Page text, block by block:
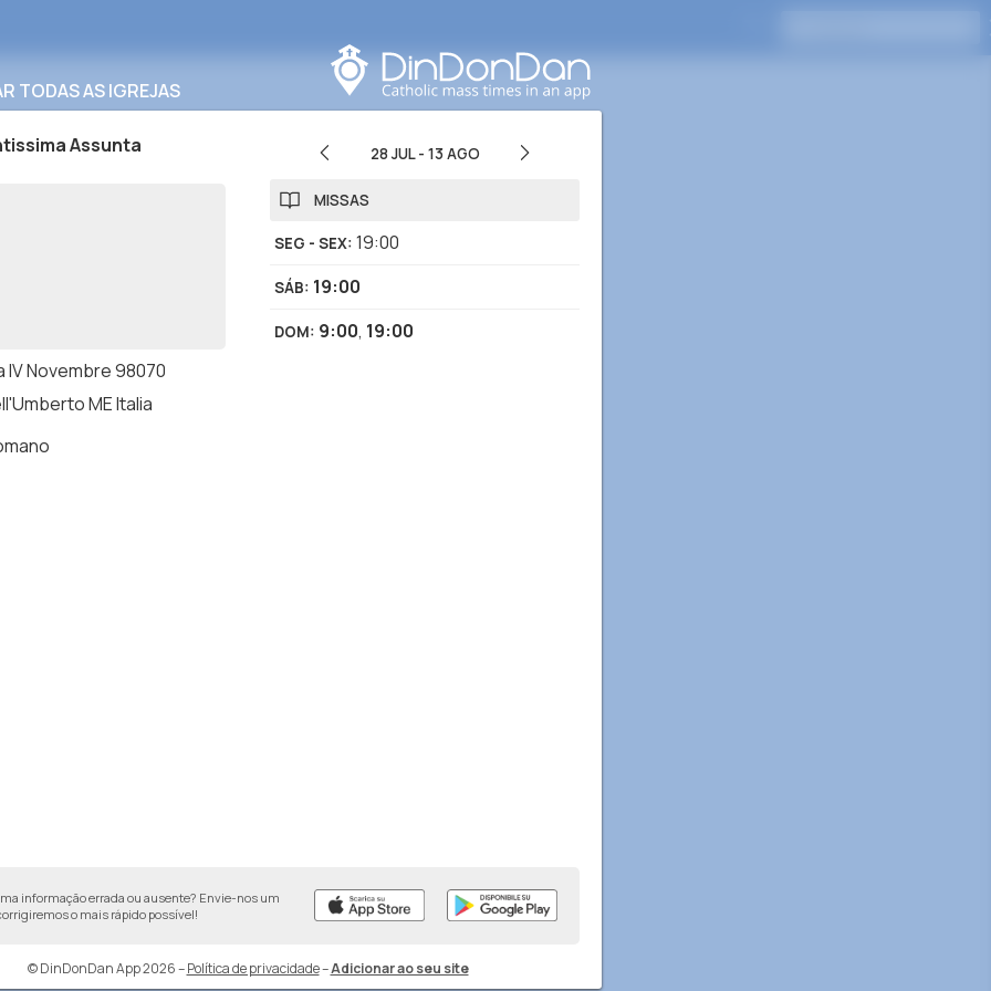
TODAS AS IGREJAS
Assunta
IV Novembre 98070
ME Italia
28 JUL- 13 AGO
MISSAS
SEG - SEX: 19:00
SÁB: 19:00
DOM: 9:00, 19:00
informação errada ou ausente? Envie-nos um
o mais rápido possível!
© DinDonDan App 2026– Política de privacidade–Adicionar ao seu site